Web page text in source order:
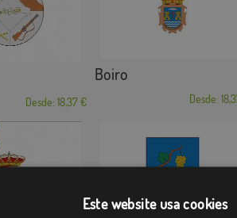
Desde: 18,37 €
Boiro
Desde:
Este website usa cookies